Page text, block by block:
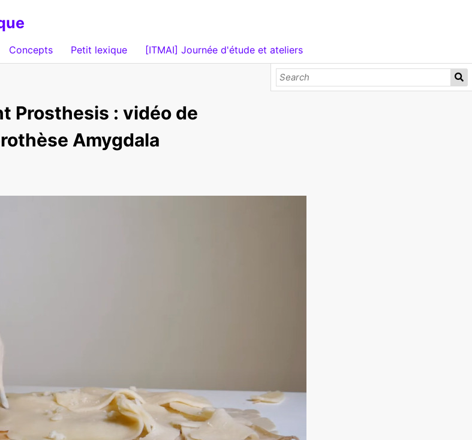
Concepts Petit lexique [ITMAI] Journée d'étude et ateliers
Prosthesis : vidéo de
Amygdala